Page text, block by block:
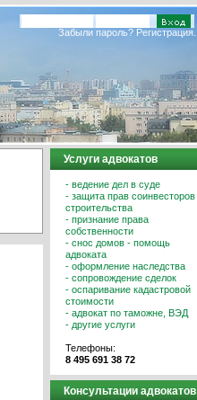
Забыли пароль? Регистрация.
Услуги адвокатов
- ведение дел в суде
- защита прав соинвесторов
строительства
- признание права
собственности
- снос домов - помощь
адвоката
- оформление наследства
- сопровождение сделок
- оспаривание кадастровой
стоимости
- адвокат по таможне, ВЭД
- другие услуги
Телефоны:
8 495 691 38 72
Консультации адвокатов